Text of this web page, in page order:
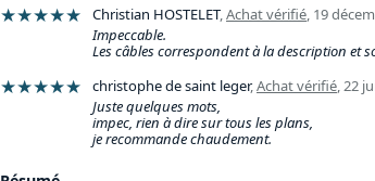
★★★★★ Christian HOSTELET, Achat vérifié 19
Impeccable.
Les câbles correspondent à la description et
★★★★★ christophe de saint leger,Achat vérifié 22
Juste quelques mots,
impec, rien à dire sur tous les plans,
je recommande chaudement.